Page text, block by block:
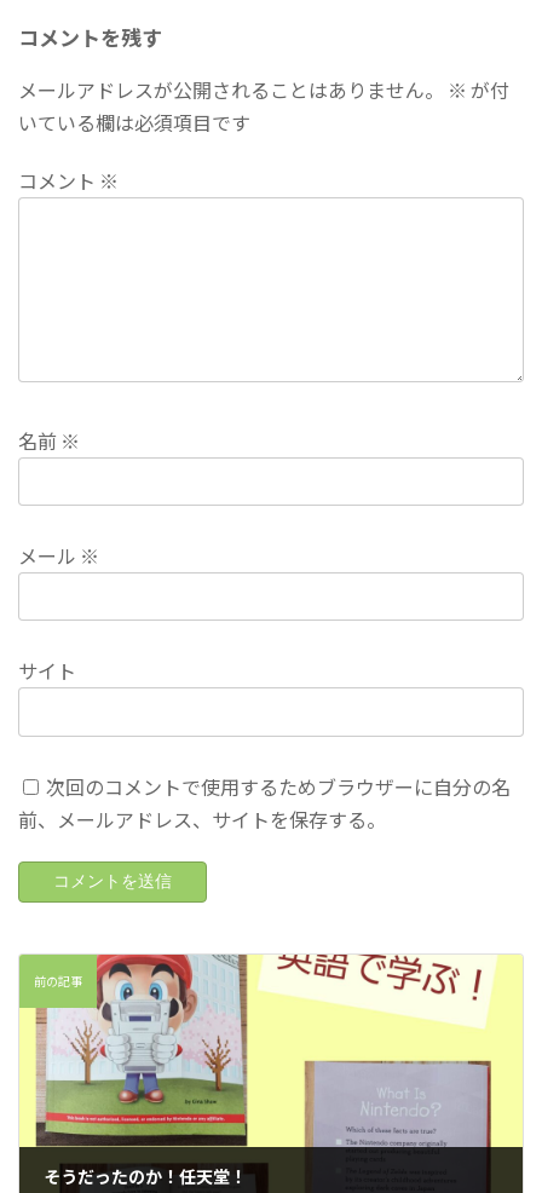
コメントを残す
メールアドレスが公開されることはありません。 ※ が付
いている欄は必須項目です
コメント ※
名前 ※
メール ※
サイト
次回のコメントで使用するためブラウザーに自分の名
前、メールアドレス、サイトを保存する。
前の記事
そうだったのか！任天堂！